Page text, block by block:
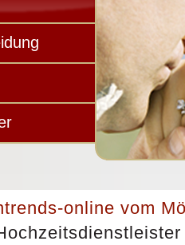
online vom